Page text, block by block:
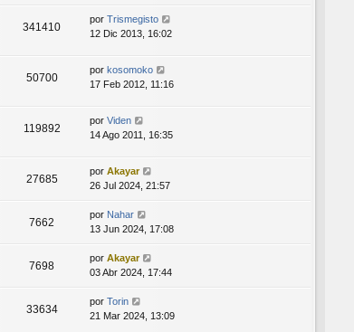
341410
por Trismegisto
12 Dic 2013, 16:02
50700
por kosomoko
17 Feb 2012, 11:16
119892
por Viden
14 Ago 2011, 16:35
27685
por Akayar
26 Jul 2024, 21:57
7662
por Nahar
13 Jun 2024, 17:08
7698
por Akayar
03 Abr 2024, 17:44
33634
por Torin
21 Mar 2024, 13:09